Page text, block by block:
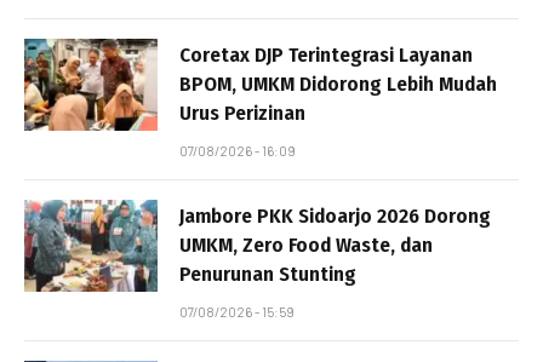
Coretax DJP Terintegrasi Layanan
BPOM, UMKM Didorong Lebih Mudah
Urus Perizinan
07/08/2026 - 16:09
Jambore PKK Sidoarjo 2026 Dorong
UMKM, Zero Food Waste, dan
Penurunan Stunting
07/08/2026 - 15:59